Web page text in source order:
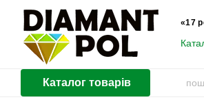
Перейти до основного контенту
«17
Каталог товарів